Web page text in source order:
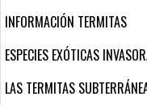
INFORMACIÓN TERMITAS
ESPECIES EXÓTICAS
LAS TERMITAS